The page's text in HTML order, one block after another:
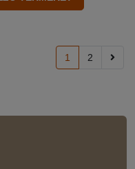
1 2